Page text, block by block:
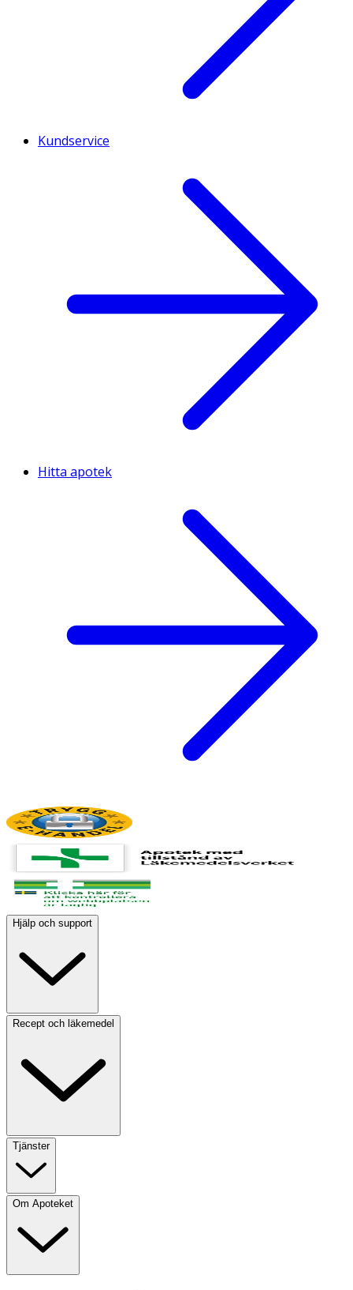
Kundservice
Hitta apotek
Hjälp och support
Recept och läkemedel
Tjänster
Om Apoteket